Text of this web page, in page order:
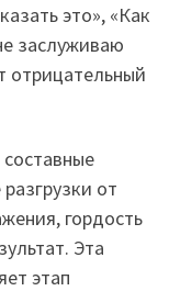
это», «Как
заслуживаю
отрицательный
от
гордость
Эта
этап